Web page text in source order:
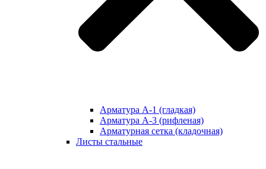
Арматура А-1 (гладкая)
Арматура А-3 (рифленая)
Арматурная сетка (кладочная)
Листы стальные